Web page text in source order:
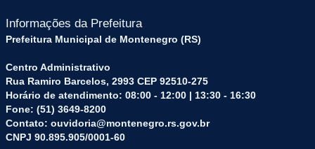
Informações da Prefeitura
Prefeitura Municipal de Montenegro (RS)
Centro Administrativo
Rua Ramiro Barcelos, 2993 CEP 92510-275
Horário de atendimento: 08:00 - 12:00 | 13:30 - 16:30
Fone: (51) 3649-8200
Contato: ouvidoria@montenegro.rs.gov.br
CNPJ 90.895.905/0001-60